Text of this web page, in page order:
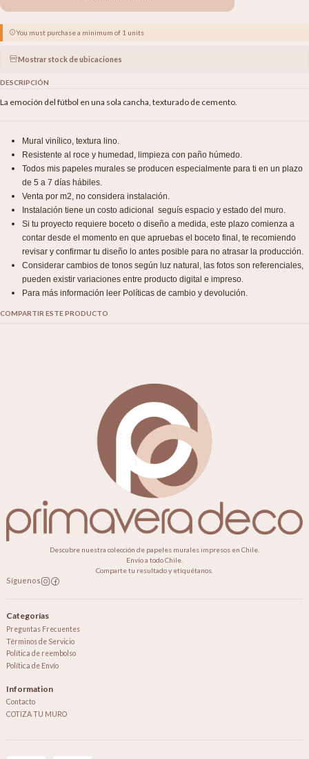
You must purchase a minimum of 1 units
Mostrar stock de ubicaciones
DESCRIPCIÓN
La emoción del fútbol en una sola cancha, texturado de cemento.
Mural vinílico, textura lino.
Resistente al roce y humedad, limpieza con paño húmedo.
Todos mis papeles murales se producen especialmente para ti en un plazo
de 5 a 7 días hábiles.
Venta por m2, no considera instalación.
Instalación tiene un costo adicional seguís espacio y estado del muro.
Si tu proyecto requiere boceto o diseño a medida, este plazo comienza a
contar desde el momento en que apruebas el boceto final, te recomiendo
revisar y confirmar tu diseño lo antes posible para no atrasar la producción.
Considerar cambios de tonos según luz natural, las fotos son referenciales,
pueden existir variaciones entre producto digital e impreso.
Para más información leer Políticas de cambio y devolución.
COMPARTIR ESTE PRODUCTO
Descubre nuestra colección de papeles murales impresos en Chile.
Envío a todo Chile.
Comparte tu resultado y etiquétanos.
Síguenos
Categorías
Preguntas Frecuentes
Términos de Servicio
Política de reembolso
Política de Envío
Information
Contacto
COTIZA TU MURO